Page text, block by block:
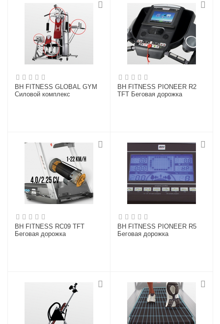
BH FITNESS GLOBAL GYM
Силовой комплекс
BH FITNESS PIONEER R2
TFT Беговая дорожка
BH FITNESS RC09 TFT
Беговая дорожка
BH FITNESS PIONEER R5
Беговая дорожка